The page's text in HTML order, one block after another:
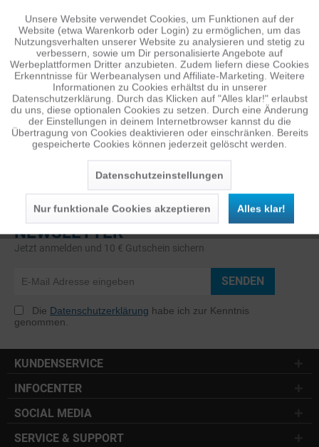
BLACK EYE
NEWSLETTER
Jetzt anmelden und 10 € Gutschein sichern
SENDEN
Die Datenschutzerklärung habe ich zur Kenntnis
genommen.
KUNDENSERVICE
INFOCENTER
SOCIAL MEDIA
SERVICE & SUPPORT
Funktionale Aktiv
Tracking Inaktiv
Personalisierung Inaktiv
Service Inaktiv
Unsere Website verwendet Cookies, um Funktionen auf der
Website (etwa Warenkorb oder Login) zu ermöglichen, um das
Nutzungsverhalten unserer Website zu analysieren und stetig zu
verbessern, sowie um Dir personalisierte Angebote auf
Werbeplattformen Dritter anzubieten. Zudem liefern diese Cookies
Erkenntnisse für Werbeanalysen und Affiliate-Marketing. Weitere
Informationen zu Cookies erhältst du in unserer
Datenschutzerklärung. Durch das Klicken auf "Alles klar!" erlaubst
du uns, diese optionalen Cookies zu setzen. Durch eine Änderung
der Einstellungen in deinem Internetbrowser kannst du die
Übertragung von Cookies deaktivieren oder einschränken. Bereits
gespeicherte Cookies können jederzeit gelöscht werden.
Datenschutzeinstellungen
Nur funktionale Cookies akzeptieren Alles klar!